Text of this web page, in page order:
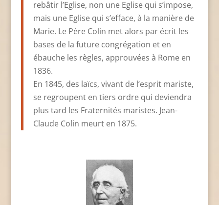
rebâtir l’Eglise, non une Eglise qui s’impose,
mais une Eglise qui s’efface, à la manière de
Marie. Le Père Colin met alors par écrit les
bases de la future congrégation et en
ébauche les règles, approuvées à Rome en
1836.
En 1845, des laïcs, vivant de l’esprit mariste,
se regroupent en tiers ordre qui deviendra
plus tard les Fraternités maristes. Jean-
Claude Colin meurt en 1875.